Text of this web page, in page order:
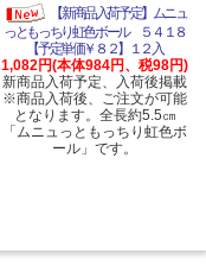
【新商品入荷予定】ムニュ
っともっちり虹色ボール ５４１８
【予定単価￥８２】１２入
1,082円(本体984円、税98円)
新商品入荷予定、入荷後掲載
※商品入荷後、ご注文が可能
となります。全長約5.5㎝
「ムニュっともっちり虹色ボ
ール」です。